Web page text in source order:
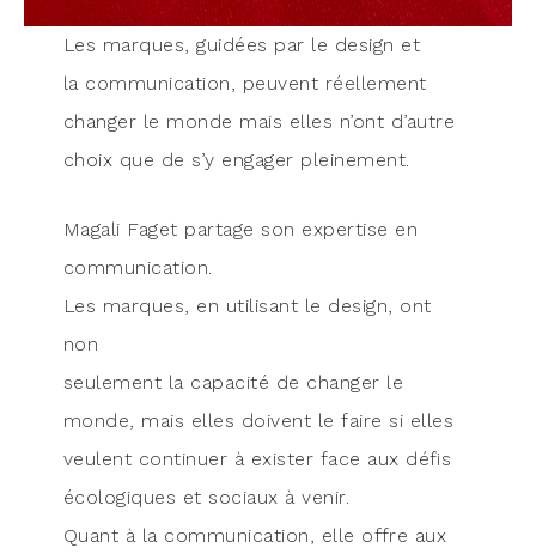
Les marques, gui­dées par le desi­gn et
la com­mu­ni­ca­tion, peuvent réel­le­ment
chan­ger le monde mais elles n’ont d’autre
choix que de s’y enga­ger pleinement.
Maga­li Faget par­tage son exper­tise en
com­mu­ni­ca­tion.
Les marques, en uti­li­sant le desi­gn, ont
non
seule­ment la capa­ci­té de chan­ger le
monde, mais elles doivent le faire si elles
veulent conti­nuer à exis­ter face aux défis
éco­lo­giques et sociaux à venir.
Quant à la com­mu­ni­ca­tion, elle offre aux